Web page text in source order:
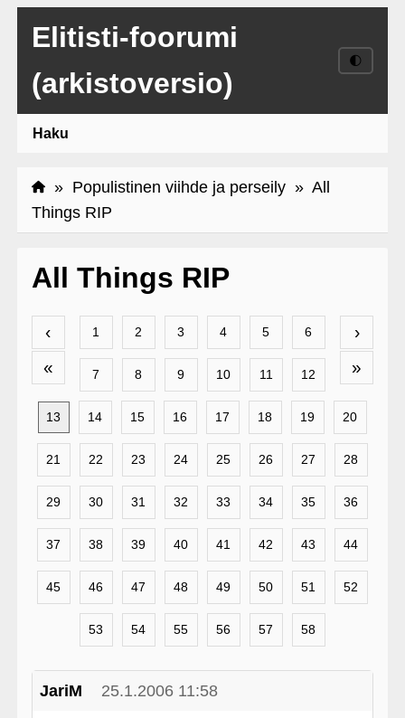
Elitisti-foorumi
(arkistoversio)
🌓
Haku
» Populistinen viihde ja perseily» All
Things RIP
All Things RIP
‹
«
›
»
1 2 3 4 5 6
7 8 9 10 11 12
13 14 15 16 17 18 19 20
21 22 23 24 25 26 27 28
29 30 31 32 33 34 35 36
37 38 39 40 41 42 43 44
45 46 47 48 49 50 51 52
53 54 55 56 57 58
JariM 25.1.2006 11:58